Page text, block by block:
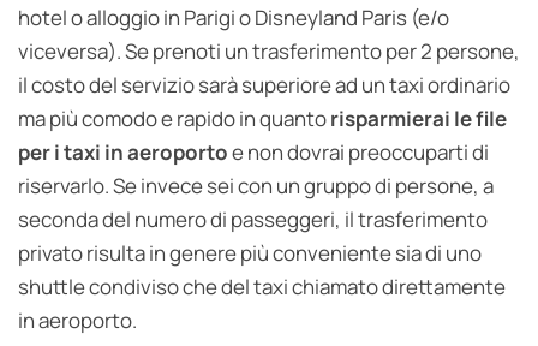
hotel o alloggio in Parigi o Disneyland Paris (e/o
viceversa). Se prenoti un trasferimento per 2 persone,
il costo del servizio sarà superiore ad un taxi ordinario
ma più comodo e rapido in quantorisparmierai le file
per i taxi in aeroportoe non dovrai preoccuparti di
riservarlo. Se invece sei con un gruppo di persone, a
seconda del numero di passeggeri, il trasferimento
privato risulta in genere più conveniente sia di uno
shuttle condiviso che del taxi chiamato direttamente
in aeroporto.